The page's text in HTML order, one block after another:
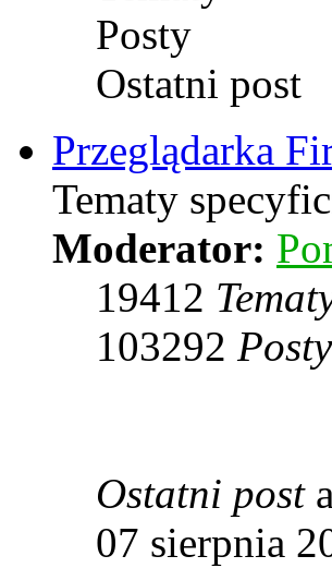
Posty
Ostatni post
Przeglądarka
Tematy
Moderator:
19412
103292 Posty
Ostatni post
07 sierpnia